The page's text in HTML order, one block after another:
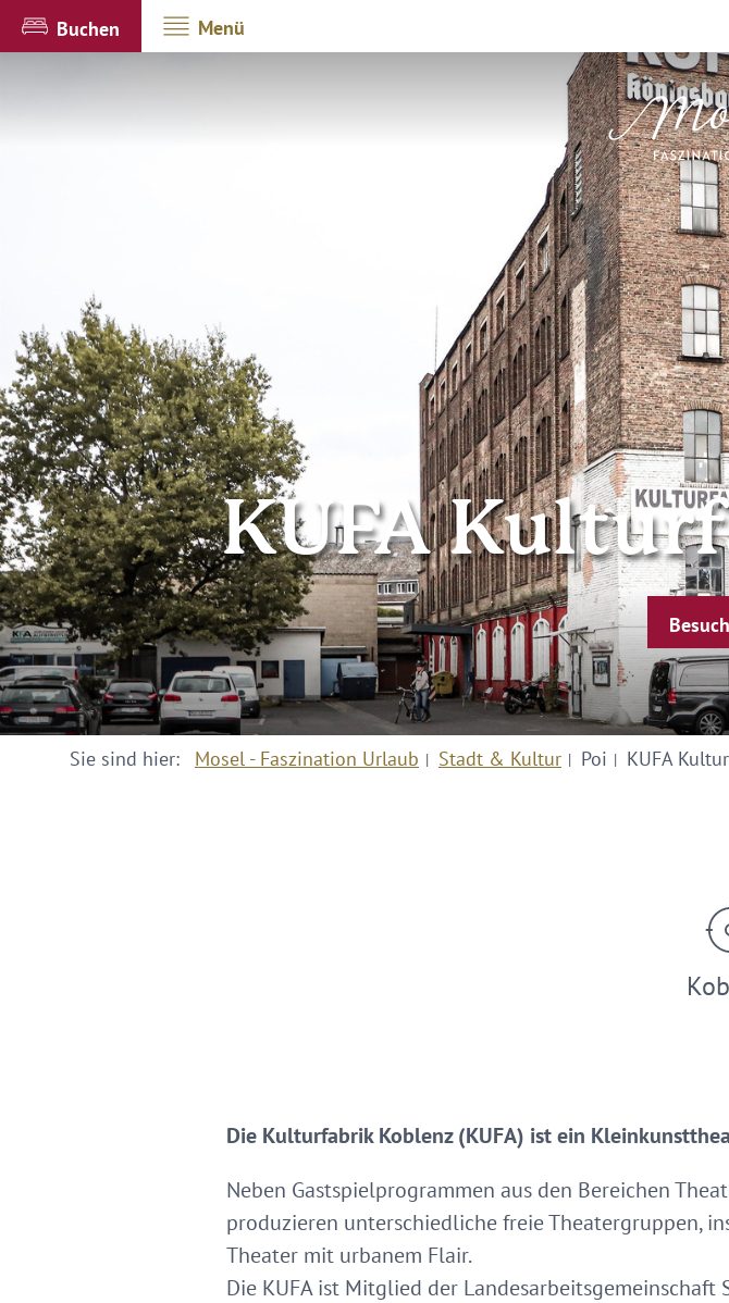
Buchen Menü
KUFA
Sie sind hier: Mosel - Faszination Urlaub Stadt & Kultur Poi KUFA
Die Kulturfabrik Koblenz (KUFA) ist ein
Neben Gastspielprogrammen aus den Bereichen
produzieren unterschiedliche freie Theatergruppen,
Theater mit urbanem Flair.
Die KUFA ist Mitglied der